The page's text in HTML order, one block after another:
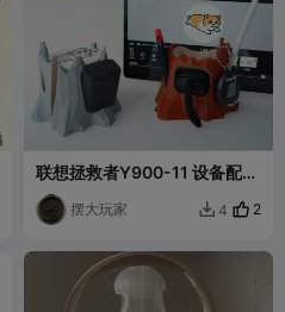
联想拯救者Y900-11 设备配件
收纳树桩
摆大玩家  4 2